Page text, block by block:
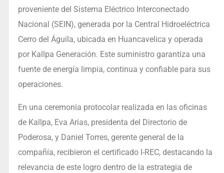
proveniente del Sistema Eléctrico Interconectado
Nacional (SEIN), generada por la Central Hidroeléctrica
Cerro del Águila, ubicada en Huancavelica y operada
por Kallpa Generación. Este suministro garantiza una
fuente de energía limpia, continua y confiable para sus
operaciones.
En una ceremonia protocolar realizada en las oficinas
de Kallpa, Eva Arias, presidenta del Directorio de
Poderosa, y Daniel Torres, gerente general de la
compañía, recibieron el certificado I-REC, destacando la
relevancia de este logro dentro de la estrategia de